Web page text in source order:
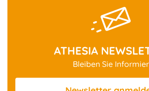
ATHESIA
Bleiben Sie